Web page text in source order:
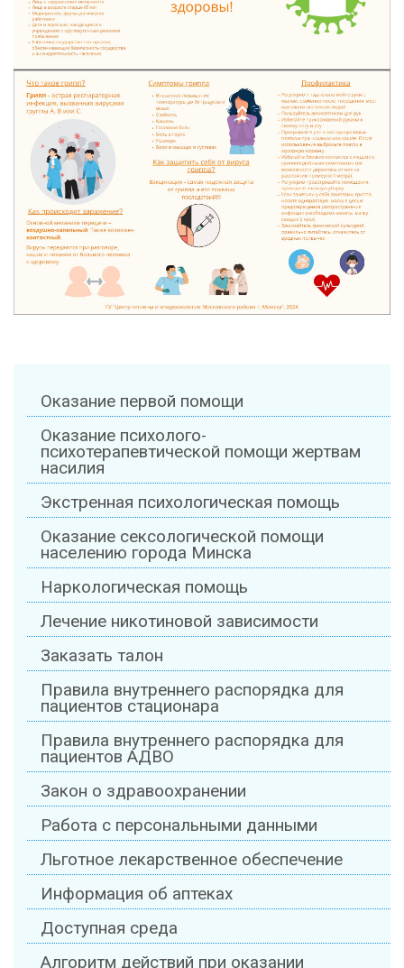
Оказание первой помощи
Оказание психолого-
психотерапевтической помощи жертвам
насилия
Экстренная психологическая помощь
Оказание сексологической помощи
населению города Минска
Наркологическая помощь
Лечение никотиновой зависимости
Заказать талон
Правила внутреннего распорядка для
пациентов стационара
Правила внутреннего распорядка для
пациентов АДВО
Закон о здравоохранении
Работа с персональными данными
Льготное лекарственное обеспечение
Информация об аптеках
Доступная среда
Алгоритм действий при оказании